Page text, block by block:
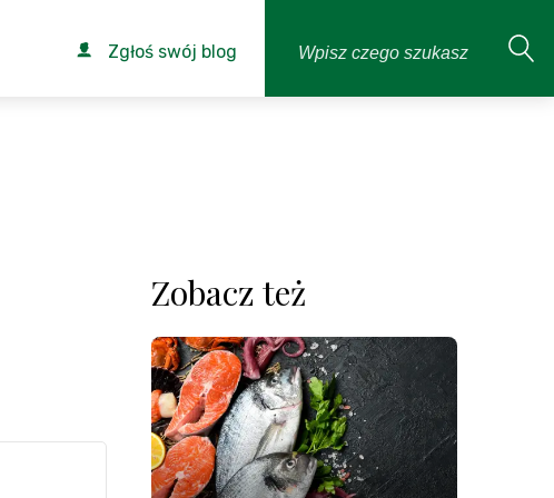
Zgłoś swój blog
Zobacz też